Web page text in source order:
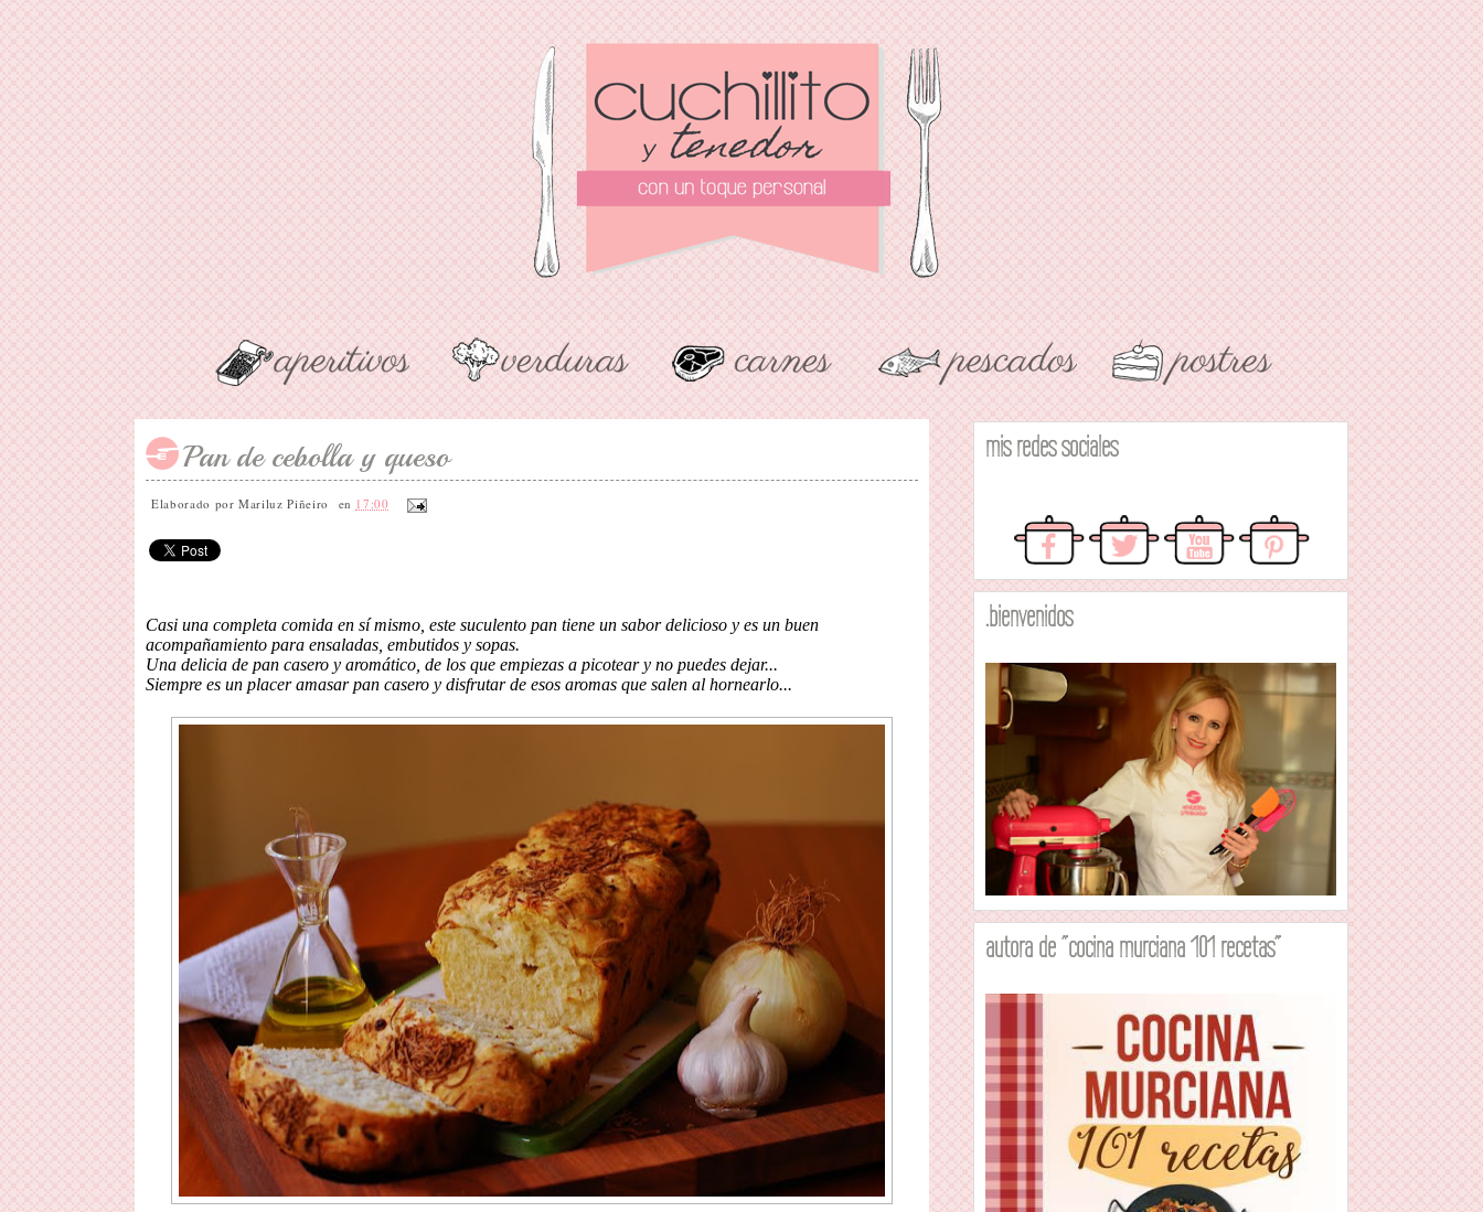
Pan de cebolla y queso
Elaborado porMariluz Piñeiro en 17:00
Casi una completa comida en sí mismo, este suculento pan tiene un sabor delicioso y es un buen
acompañamiento para ensaladas, embutidos y sopas.
Una delicia de pan casero y aromático, de los que empiezas a picotear y no puedes dejar...
Siempre es un placer amasar pan casero y disfrutar de esos aromas que salen al hornearlo...
mis redes sociales
.bienvenidos
autora de "cocina murciana 101 recetas"